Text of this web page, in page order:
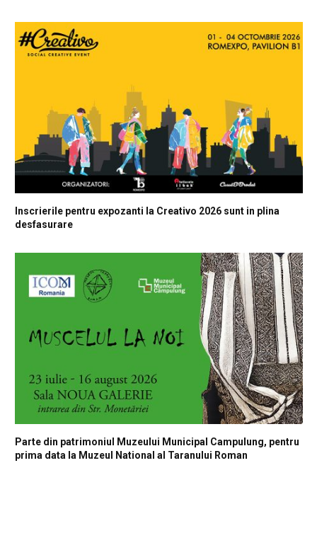
Inscrierile pentru expozanti la Creativo 2026 sunt in plina
desfasurare
Parte din patrimoniul Muzeului Municipal Campulung, pentru
prima data la Muzeul National al Taranului Roman